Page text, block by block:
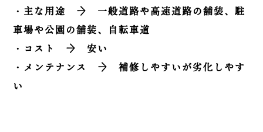
・主な用途 → 一般道路や高速道路の舗装、駐
車場や公園の舗装、自転車道
・コスト → 安い
・メンテナンス → 補修しやすいが劣化しやす
い